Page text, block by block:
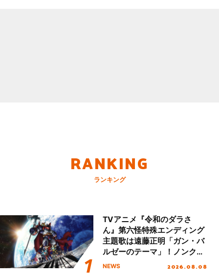
RANKING
ランキング
TVアニメ『令和のダラさ
ん』第六怪特殊エンディング
主題歌は遠藤正明「ガン・バ
ルゼーのテーマ」！ノンクレ
ジットエンディング映像も公
NEWS 2026.08.08